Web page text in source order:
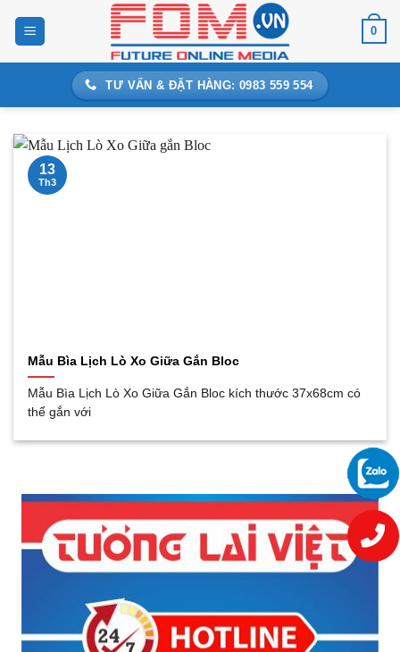
0
TƯ VẤN & ĐẶT HÀNG: 0983 559 554
Mẫu Bìa Lịch Lò Xo Giữa Gắn Bloc
Mẫu Bìa Lịch Lò Xo Giữa Gắn Bloc kích thước 37x68cm có
thể gắn với
13
Th3